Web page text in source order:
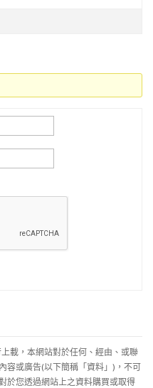
載，本網站對於任何、經由、或聯
容或廣告(以下簡稱「資料」)，不可
於您透過網站上之資料購買或取得